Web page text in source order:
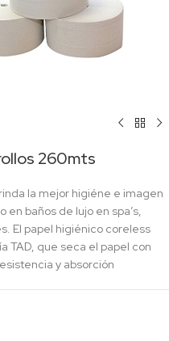
260mts
la mejor higiéne e imagen
baños de lujo en spa’s,
El papel higiénico coreless
TAD, que seca el papel con
y absorción